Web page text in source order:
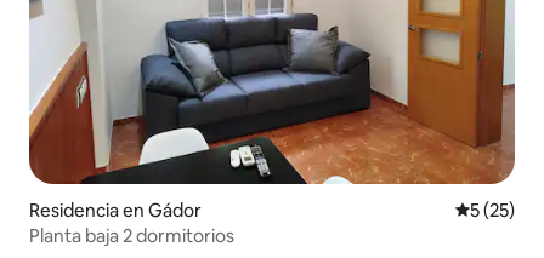
Residencia en Gádor
5 (25)
Planta baja 2 dormitorios